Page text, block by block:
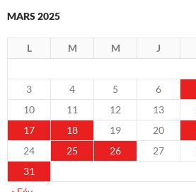
MARS 2025
L M M J
3
4 5 6
10
11 12 13
17
18 19 20
24
25 26 27
31